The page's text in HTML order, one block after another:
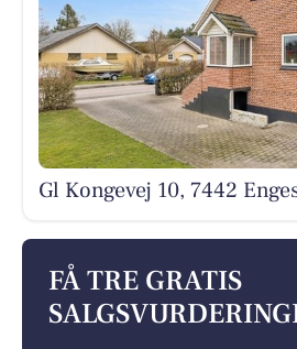
Gl Kongevej 10, 7442
FÅ TRE GRATIS